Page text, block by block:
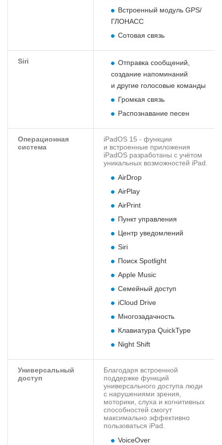
Встроенный модуль GPS/
ГЛОНАСС
Сотовая связь
Siri
Отправка сообщений,
создание напоминаний
и другие голосовые команды
Громкая связь
Распознавание песен
Операционная
система
iPadOS 15 - функции
и встроенные приложения
iPadOS разработаны с учётом
уникальных возможностей iPad.
AirDrop
AirPlay
AirPrint
Пункт управления
Центр уведомлений
Siri
Поиск Spotlight
Apple Music
Семейный доступ
iCloud Drive
Многозадачность
Клавиатура QuickType
Night Shift
Универсальный
доступ
Благодаря встроенной
поддержке функций
универсального доступа люди
с нарушениями зрения,
моторики, слуха и когнитивных
способностей смогут
максимально эффективно
пользоваться iPad.
VoiceOver